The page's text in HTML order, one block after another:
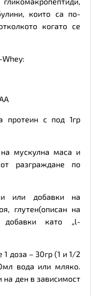
които са по-
когато се
Whey:
протеин с под 1гр
мускулна маса и
разграждане по
или добавки на
глутен(описан на
добавки като „l-
доза – 30гр (1 и 1/2
вода или мляко.
на ден в зависимост